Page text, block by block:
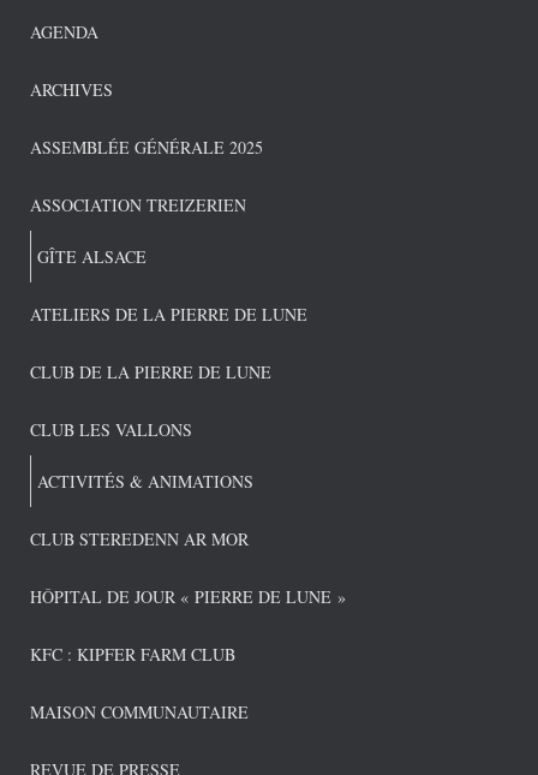
AGENDA
ARCHIVES
ASSEMBLÉE GÉNÉRALE 2025
ASSOCIATION TREIZERIEN
GÎTE ALSACE
ATELIERS DE LA PIERRE DE LUNE
CLUB DE LA PIERRE DE LUNE
CLUB LES VALLONS
ACTIVITÉS & ANIMATIONS
CLUB STEREDENN AR MOR
HÔPITAL DE JOUR « PIERRE DE LUNE »
KFC : KIPFER FARM CLUB
MAISON COMMUNAUTAIRE
REVUE DE PRESSE